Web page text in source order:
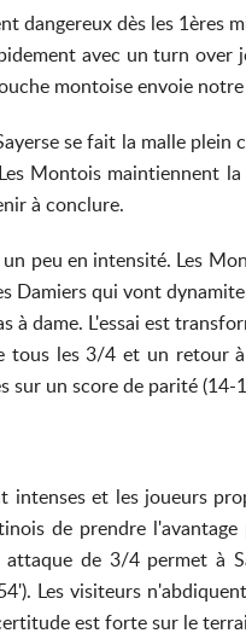
dangereux dès les 1ères
avec un turn over
montoise envoie
se fait la malle
Montois maintiennent
à conclure.
peu en intensité. Les
Damiers qui vont
à dame. L'essai est
tous les 3/4 et un retour
sur un score de parité (14-
intenses et les joueurs
de prendre
attaque de 3/4 permet à
Les visiteurs
est forte sur le